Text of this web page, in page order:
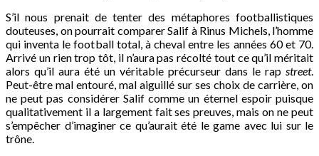
S’il nous prenait de tenter des métaphores footballistiques
douteuses, on pourrait comparer Salif à Rinus Michels, l’homme
qui inventa le football total, à cheval entre les années 60 et 70.
Arrivé un rien trop tôt, il n’aura pas récolté tout ce qu’il méritait
alors qu’il aura été un véritable précurseur dans le rap street.
Peut-être mal entouré, mal aiguillé sur ses choix de carrière, on
ne peut pas considérer Salif comme un éternel espoir puisque
qualitativement il a largement fait ses preuves, mais on ne peut
s’empêcher d’imaginer ce qu’aurait été le game avec lui sur le
trône.